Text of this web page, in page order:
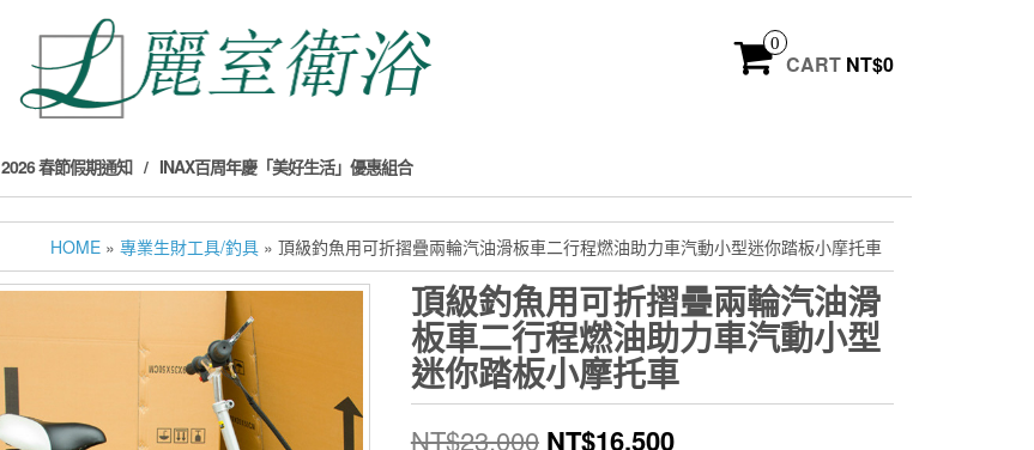
0
CART NT$0
2026 春節假期通知 INAX百周年慶「美好生活」優惠組合
HOME » 專業生財工具/釣具 » 頂級釣魚用可折摺疊兩輪汽油滑板車二行程燃油助力車汽動小型迷你踏板小摩托車
頂級釣魚用可折摺疊兩輪汽油滑
板車二行程燃油助力車汽動小型
迷你踏板小摩托車
NT$23,000 原
NT$16,500目